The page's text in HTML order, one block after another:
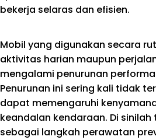
bekerja selaras dan efisien.
Mobil yang digunakan secara
aktivitas harian maupun
mengalami penurunan
Penurunan ini sering kali tidak
dapat memengaruhi
keandalan kendaraan. Di sinilah
sebagai langkah perawatan